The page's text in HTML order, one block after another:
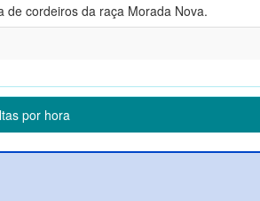
de cordeiros da raça Morada Nova.
por hora